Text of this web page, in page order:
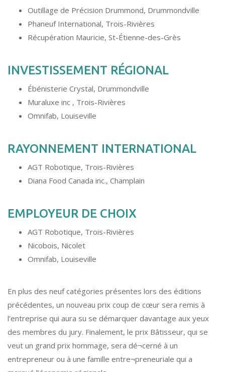
Outillage de Précision Drummond, Drummondville
Phaneuf International, Trois-Rivières
Récupération Mauricie, St-Étienne-des-Grès
INVESTISSEMENT RÉGIONAL
Ébénisterie Crystal, Drummondville
Muraluxe inc , Trois-Rivières
Omnifab, Louiseville
RAYONNEMENT INTERNATIONAL
AGT Robotique, Trois-Rivières
Diana Food Canada inc., Champlain
EMPLOYEUR DE CHOIX
AGT Robotique, Trois-Rivières
Nicobois, Nicolet
Omnifab, Louiseville
En plus des neuf catégories présentes lors des éditions
précédentes, un nouveau prix coup de cœur sera remis à
l’entreprise qui aura su se démarquer davantage aux yeux
des membres du jury. Finalement, le prix Bâtisseur, qui se
veut un grand prix hommage, sera dé¬cerné à un
entrepreneur ou à une famille entre¬preneuriale qui a